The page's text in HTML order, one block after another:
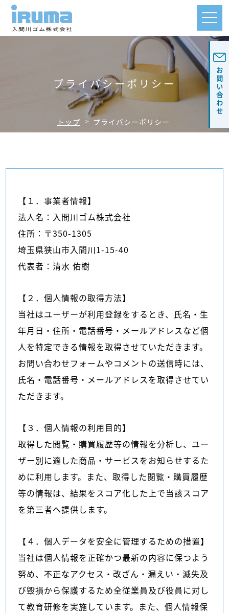
プライバシーポリシー
トップ プライバシーポリシー
【１．事業者情報】
法人名：入間川ゴム株式会社
住所：〒350-1305
埼玉県狭山市入間川1-15-40
代表者：清水 佑樹
【２．個人情報の取得方法】
当社はユーザーが利用登録をするとき、氏名・生
年月日・住所・電話番号・メールアドレスなど個
人を特定できる情報を取得させていただきます。
お問い合わせフォームやコメントの送信時には、
氏名・電話番号・メールアドレスを取得させてい
ただきます。
【３．個人情報の利用目的】
取得した閲覧・購買履歴等の情報を分析し、ユー
ザー別に適した商品・サービスをお知らせするた
めに利用します。また、取得した閲覧・購買履歴
等の情報は、結果をスコア化した上で当該スコア
を第三者へ提供します。
【４．個人データを安全に管理するための措置】
当社は個人情報を正確かつ最新の内容に保つよう
努め、不正なアクセス・改ざん・漏えい・滅失及
び毀損から保護するため全従業員及び役員に対し
て教育研修を実施しています。また、個人情報保
お問い合わせ